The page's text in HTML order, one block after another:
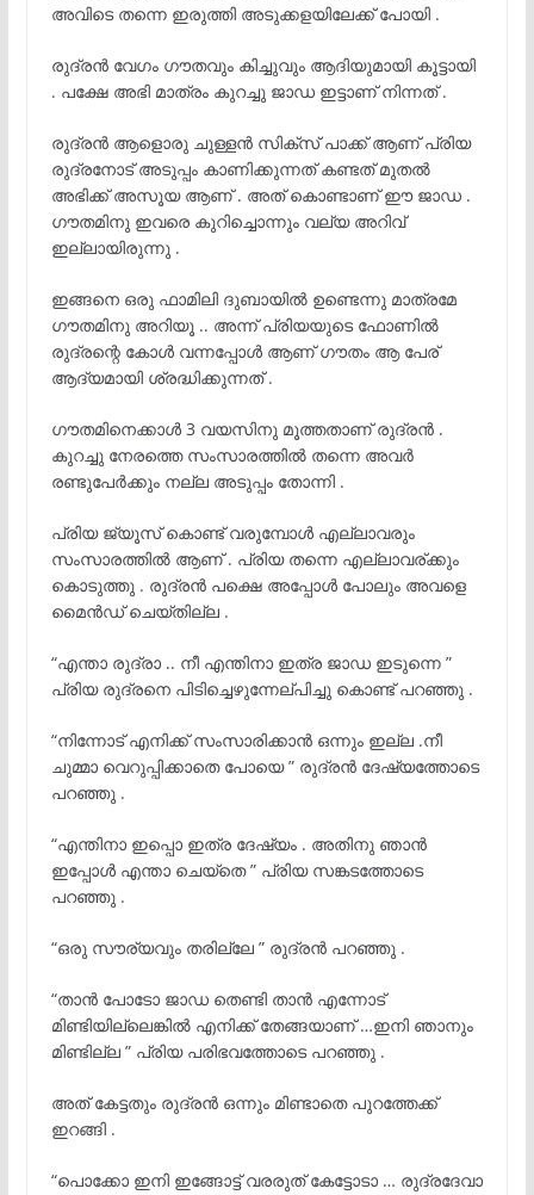
അവിടെ തന്നെ ഇരുത്തി അടുക്കളയിലേക്ക് പോയി .
രുദ്രൻ വേഗം ഗൗതവും കിച്ചുവും ആദിയുമായി കൂട്ടായി
. പക്ഷേ അഭി മാത്രം കുറച്ചു ജാഡ ഇട്ടാണ് നിന്നത് .
രുദ്രൻ ആളൊരു ചുള്ളൻ സിക്സ് പാക്ക് ആണ് പ്രിയ
രുദ്രനോട് അടുപ്പം കാണിക്കുന്നത് കണ്ടത് മുതൽ
അഭിക്ക് അസൂയ ആണ് . അത് കൊണ്ടാണ് ഈ ജാഡ .
ഗൗതമിനു ഇവരെ കുറിച്ചൊന്നും വല്യ അറിവ്
ഇല്ലായിരുന്നു .
ഇങ്ങനെ ഒരു ഫാമിലി ദുബായിൽ ഉണ്ടെന്നു മാത്രമേ
ഗൗതമിനു അറിയൂ .. അന്ന് പ്രിയയുടെ ഫോണിൽ
രുദ്രന്റെ കോൾ വന്നപ്പോൾ ആണ് ഗൗതം ആ പേര്
ആദ്യമായി ശ്രദ്ധിക്കുന്നത് .
ഗൗതമിനെക്കാൾ 3 വയസിനു മൂത്തതാണ് രുദ്രൻ .
കുറച്ചു നേരത്തെ സംസാരത്തിൽ തന്നെ അവർ
രണ്ടുപേർക്കും നല്ല അടുപ്പം തോന്നി .
പ്രിയ ജ്യൂസ് കൊണ്ട് വരുമ്പോൾ എല്ലാവരും
സംസാരത്തിൽ ആണ് . പ്രിയ തന്നെ എല്ലാവര്ക്കും
കൊടുത്തു . രുദ്രൻ പക്ഷെ അപ്പോൾ പോലും അവളെ
മൈൻഡ് ചെയ്തില്ല .
“എന്താ രുദ്രാ .. നീ എന്തിനാ ഇത്ര ജാഡ ഇടുന്നെ ”
പ്രിയ രുദ്രനെ പിടിച്ചെഴുന്നേല്പിച്ചു കൊണ്ട് പറഞ്ഞു .
“നിന്നോട് എനിക്ക് സംസാരിക്കാൻ ഒന്നും ഇല്ല .നീ
ചുമ്മാ വെറുപ്പിക്കാതെ പോയെ ” രുദ്രൻ ദേഷ്യത്തോടെ
പറഞ്ഞു .
“എന്തിനാ ഇപ്പൊ ഇത്ര ദേഷ്യം . അതിനു ഞാൻ
ഇപ്പോൾ എന്താ ചെയ്തെ ” പ്രിയ സങ്കടത്തോടെ
പറഞ്ഞു .
“ഒരു സൗര്യവും തരില്ലേ ” രുദ്രൻ പറഞ്ഞു .
“താൻ പോടോ ജാഡ തെണ്ടി താൻ എന്നോട്
മിണ്ടിയില്ലെങ്കിൽ എനിക്ക് തേങ്ങയാണ് …ഇനി ഞാനും
മിണ്ടില്ല ” പ്രിയ പരിഭവത്തോടെ പറഞ്ഞു .
അത് കേട്ടതും രുദ്രൻ ഒന്നും മിണ്ടാതെ പുറത്തേക്ക്
ഇറങ്ങി .
“പൊക്കോ ഇനി ഇങ്ങോട്ട് വരരുത് കേട്ടോടാ … രുദ്രദേവാ